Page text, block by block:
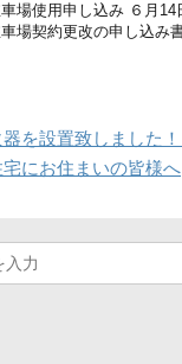
場使用申し込み ６月14
場契約更改の申し込み
を設置致しました！
にお住まいの皆様へ